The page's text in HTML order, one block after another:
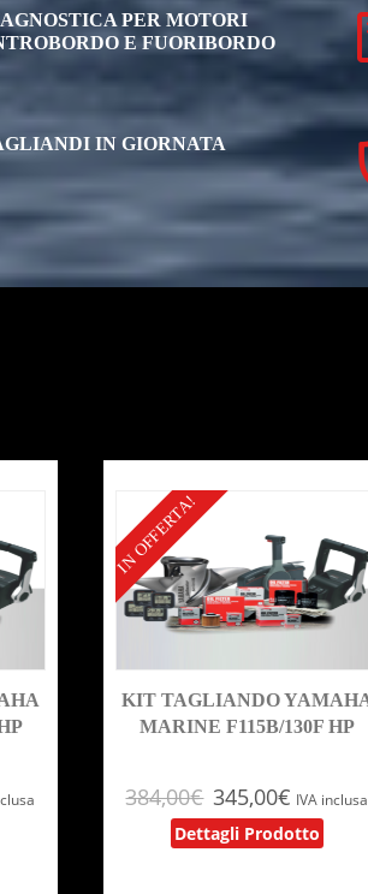
PER MOTORI
E FUORIBORDO
IN GIORNATA
IN OFFERTA!
KIT TAGLIANDO
MARINE F115B/130F HP
384,00€ 345,00€ IVA inclusa
Dettagli Prodotto